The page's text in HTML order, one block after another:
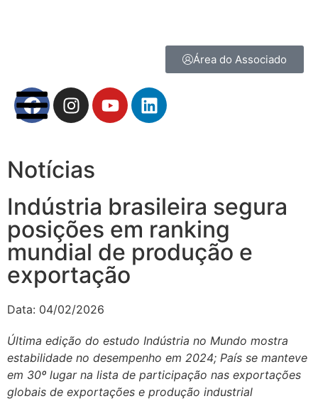
Área do Associado
Notícias
Indústria brasileira segura
posições em ranking
mundial de produção e
exportação
Data: 04/02/2026
Última edição do estudo Indústria no Mundo mostra
estabilidade no desempenho em 2024; País se manteve
em 30º lugar na lista de participação nas exportações
globais de exportações e produção industrial